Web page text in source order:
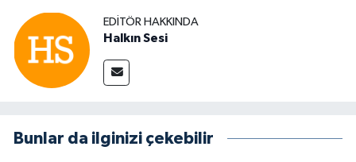
EDITÖR HAKKINDA
Halkın Sesi
Bunlar da ilginizi çekebilir